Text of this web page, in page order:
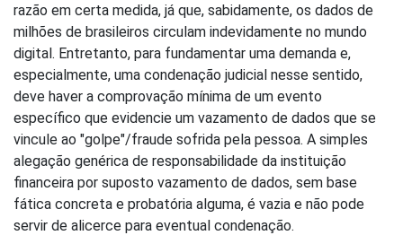
razão em certa medida, já que, sabidamente, os dados de
milhões de brasileiros circulam indevidamente no mundo
digital. Entretanto, para fundamentar uma demanda e,
especialmente, uma condenação judicial nesse sentido,
deve haver a comprovação mínima de um evento
específico que evidencie um vazamento de dados que se
vincule ao "golpe"/fraude sofrida pela pessoa. A simples
alegação genérica de responsabilidade da instituição
financeira por suposto vazamento de dados, sem base
fática concreta e probatória alguma, é vazia e não pode
servir de alicerce para eventual condenação.